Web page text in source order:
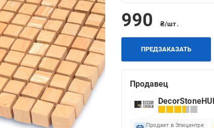
990 ₴/шт.
ПРЕДЗАКАЗАТЬ
Продавец
Продает в Эпицентре